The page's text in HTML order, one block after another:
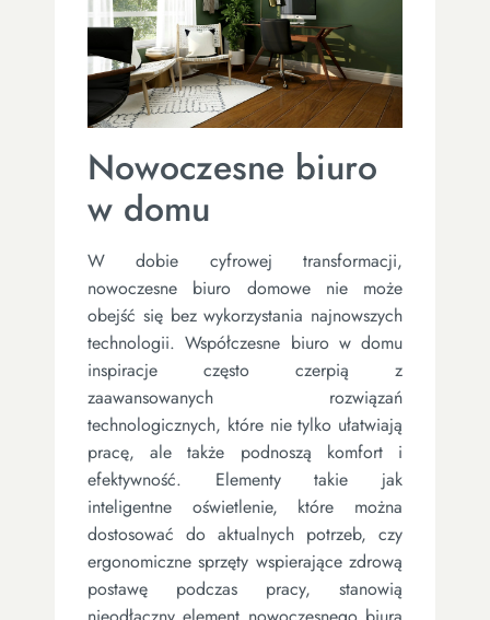
Nowoczesne biuro
w domu
W dobie cyfrowej transformacji,
nowoczesne biuro domowe nie może
obejść się bez wykorzystania najnowszych
technologii. Współczesne biuro w domu
inspiracje często czerpią z
zaawansowanych rozwiązań
technologicznych, które nie tylko ułatwiają
pracę, ale także podnoszą komfort i
efektywność. Elementy takie jak
inteligentne oświetlenie, które można
dostosować do aktualnych potrzeb, czy
ergonomiczne sprzęty wspierające zdrową
postawę podczas pracy, stanowią